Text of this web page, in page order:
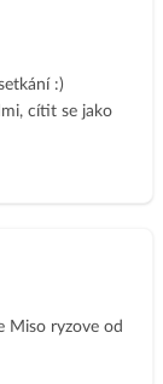
zvyklá vařit,
Po 10
zmatek v
to množství
prevence
počítá🤭
plánu stát se
a
:)
cítit se jako
Miso ryzove od